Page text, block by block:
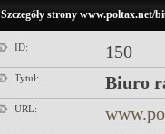
Szczegóły strony www.poltax.net/
ID: 150
Tytuł: Biuro
URL: